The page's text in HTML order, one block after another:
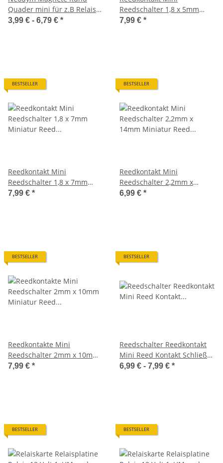
Quader mini für z.B Relais
Reedkontakte Modellbahn
3,99 € - 6,79 € *
Reedschalter 1,8 x 5mm
Miniatur Reed Kontakt 10
7,99 € *
BESTSELLER
Reedkontakt Mini
Reedschalter 1,8 x 7mm
Miniatur Reed Kontakt 10
7,99 € *
BESTSELLER
Reedkontakt Mini
Reedschalter 2,2mm x
14mm Miniatur Reed
6,99 € *
BESTSELLER
Reedkontakte Mini
Reedschalter 2mm x 10mm
Miniatur Reed Kontakte 10
7,99 € *
BESTSELLER
Reedschalter Reedkontakt
Mini Reed Kontakt Schließer
Miniatur H0 TT N Z 10 Stück
6,99 € - 7,99 € *
BESTSELLER BESTSELLER